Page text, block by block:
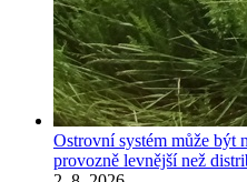
Ostrovní systém může být
provozně levnější než